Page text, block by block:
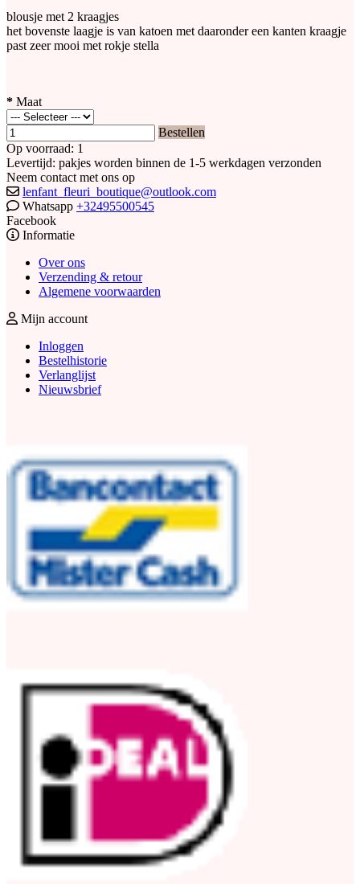
blousje met 2 kraagjes
het bovenste laagje is van katoen met daaronder een kanten kraagje
past zeer mooi met rokje stella
* Maat
Bestellen
Op voorraad: 1
Levertijd: pakjes worden binnen de 1-5 werkdagen verzonden
Neem contact met ons op
lenfant_fleuri_boutique@outlook.com
Whatsapp +32495500545
Facebook
Informatie
Over ons
Verzending & retour
Algemene voorwaarden
Mijn account
Inloggen
Bestelhistorie
Verlanglijst
Nieuwsbrief